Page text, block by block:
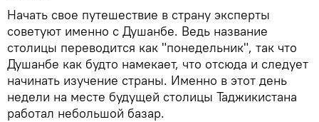
Начать свое путешествие в страну эксперты
советуют именно с Душанбе. Ведь название
столицы переводится как "понедельник", так что
Душанбе как будто намекает, что отсюда и следует
начинать изучение страны. Именно в этот день
недели на месте будущей столицы Таджикистана
работал небольшой базар.